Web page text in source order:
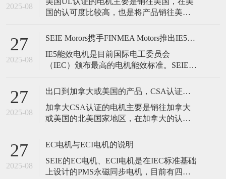
未来！ 我们持续将电机能效进一步提升，
突破IE5能效标准，实现达到IE6能效标准，
2025-08
国的认可度比较高，也是将产品销往美国
电机，需要注意以下几点： 1，UL电机的
单相电机、永磁同步电机等等，认证备案
规格中一般都有体现。 2，UL电机的认证
27
2025-08
SEIE Morors携手FINMEA Motors推出IE5能效永磁ECI电机
IE5能效电机是目前国际电工委员会
（IEC）颁布最高的电机能效标准。SEIE和
ECI电机，能够帮客户实现节能减排和实现
产品的智能控制，同时部分产品通过了美
国UL和ETL认证，以及欧盟CE认证，可以
帮助客户实现全球销售的目标。IE5能效永
27
2025-08
出口到加拿大或美国的产品，CSA认证电机的选用
加拿大CSA认证的电机主要是销往加拿大
或美国的北美国家地区，在加拿大的认可
不如UL认证权威。但是CSA认证的电机产
接受范围大是CSA认证相比情况下的一种
优势。如何选择加拿大CSA的认证电机，
27
2025-08
EC电机与ECI电机的说明
SEIE的EC电机、ECI电机是在IEC标准基础
上设计的PMS永磁同步电机，目前有四种